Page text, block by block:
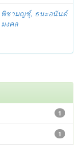
พิชามญชุ์, ธนะอนันต์
มงคล
1
1